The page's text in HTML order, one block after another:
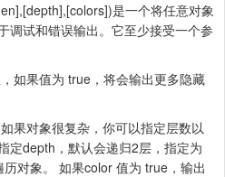
是一个将任意对象
调试和错误输出。它至少接受一个参
如果值为 true，将会输出更多隐藏
果对象很复杂，你可以指定层数以
定depth，默认会递归2层，指定为
对象。 如果color 值为 true，输出